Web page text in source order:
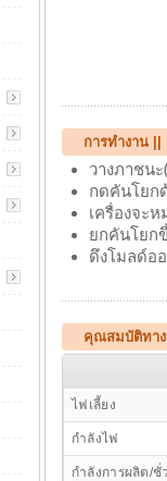
การทำงาน ||
วางภาชน
กดคันโยก
เครื่องจะ
ยกคันโยก
ดึงโมลด์อ
คุณสมบัติทาง
ไฟเลี้ยง
กำลังไฟ
กำลังการผลิต/ชั่